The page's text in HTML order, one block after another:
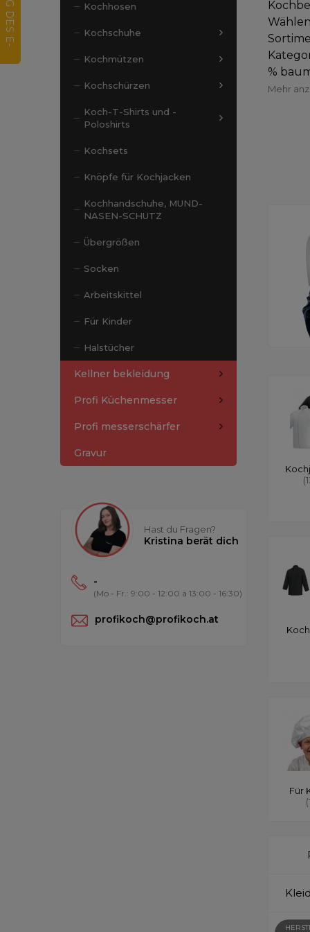
Kochhosen
Kochschuhe
Kochmützen
Kochschürzen
Koch-T-Shirts und -
Poloshirts
Kochsets
Knöpfe für Kochjacken
Kochhandschuhe, MUND-
NASEN-SCHUTZ
Übergrößen
Socken
Arbeitskittel
Für Kinder
Halstücher
Kellner bekleidung
Profi Küchenmesser
Profi messerschärfer
Gravur
Hast du Fragen?
Kristina berät dich
-
(Mo - Fr.: 9:00 - 12:00 a 13:00 - 16:30)
profikoch@profikoch.at
%
Mehr
Für